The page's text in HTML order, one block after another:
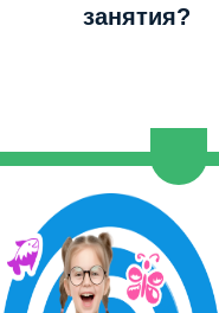
занятия?